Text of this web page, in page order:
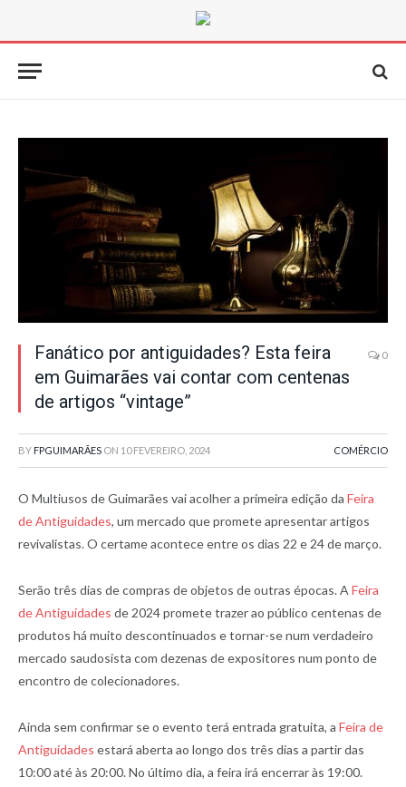
Fanático por antiguidades? Esta feira
em Guimarães vai contar com centenas
de artigos “vintage”
0
BY FPGUIMARÃES ON 10 FEVEREIRO, 2024 COMÉRCIO
O Multiusos de Guimarães vai acolher a primeira edição da Feira
de Antiguidades, um mercado que promete apresentar artigos
revivalistas. O certame acontece entre os dias 22 e 24 de março.
Serão três dias de compras de objetos de outras épocas. A Feira
de Antiguidades de 2024 promete trazer ao público centenas de
produtos há muito descontinuados e tornar-se num verdadeiro
mercado saudosista com dezenas de expositores num ponto de
encontro de colecionadores.
Ainda sem confirmar se o evento terá entrada gratuita, a Feira de
Antiguidades estará aberta ao longo dos três dias a partir das
10:00 até às 20:00. No último dia, a feira irá encerrar às 19:00.